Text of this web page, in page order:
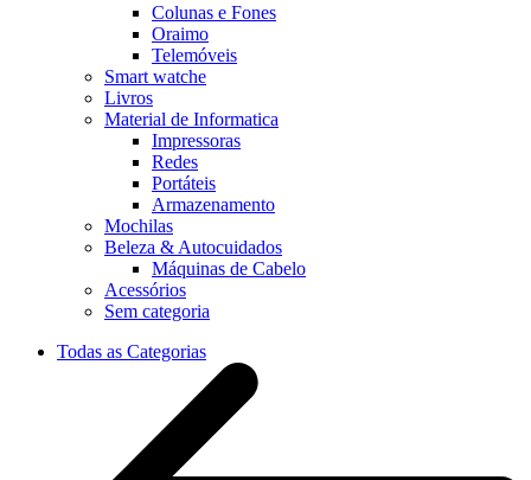
Colunas e Fones
Oraimo
Telemóveis
Smart watche
Livros
Material de Informatica
Impressoras
Redes
Portáteis
Armazenamento
Mochilas
Beleza & Autocuidados
Máquinas de Cabelo
Acessórios
Sem categoria
Todas as Categorias